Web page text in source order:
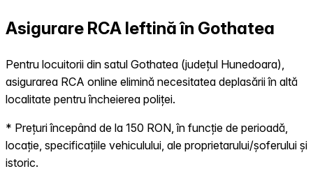
Asigurare RCA Ieftină în Gothatea
Pentru locuitorii din satul Gothatea (județul Hunedoara),
asigurarea RCA online elimină necesitatea deplasării în altă
localitate pentru încheierea poliței.
* Prețuri începând de la 150 RON, în funcție de perioadă,
locație, specificațiile vehiculului, ale proprietarului/șoferului și
istoric.